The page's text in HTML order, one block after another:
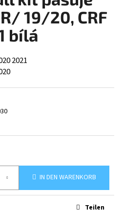
19/20, CRF
bílá
2021
IN DEN WARENKORB
Teilen